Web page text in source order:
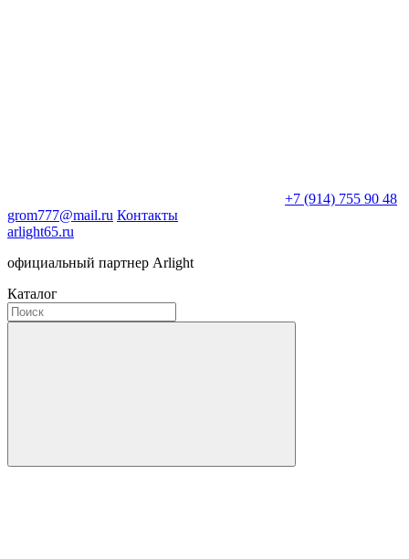
+7 (914) 755 90 48
grom777@mail.ru Контакты
arlight65.ru
официальный партнер Arlight
Каталог